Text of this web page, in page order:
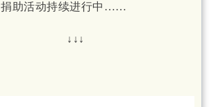
捐助活动持续进行中……
↓↓↓